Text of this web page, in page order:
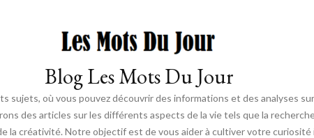
Blog Les Mots Du Jour
sujets, où vous pouvez découvrir des informations et des analyses
des articles sur les différents aspects de la vie tels que la
la créativité. Notre objectif est de vous aider à cultiver votre